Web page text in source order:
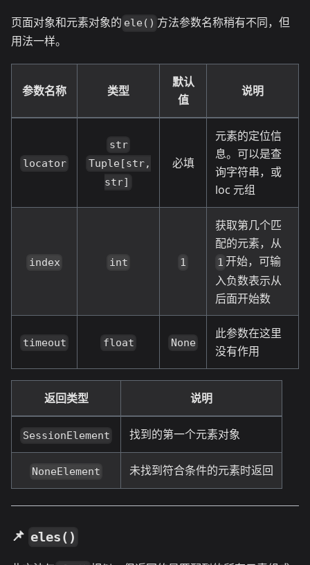
页面对象和元素对象的 ele() 方法参数名称稍有不同，但
用法一样。
参数名称 类型
默认
值
说明
locator
str
Tuple[str,
str]
必填
元素的定位信
息。可以是查
询字符串，或
loc 元组
index int 1
获取第几个匹
配的元素，从
1 开始，可输
入负数表示从
后面开始数
timeout float None
此参数在这里
没有作用
返回类型 说明
SessionElement 找到的第一个元素对象
NoneElement 未找到符合条件的元素时返回
📌 eles()